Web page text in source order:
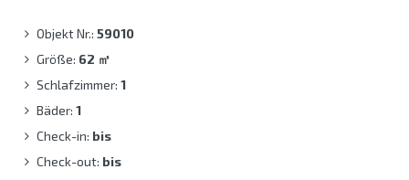
Objekt Nr.: 59010
Größe: 62 ㎡
Schlafzimmer: 1
Bäder: 1
Check-in: bis
Check-out: bis